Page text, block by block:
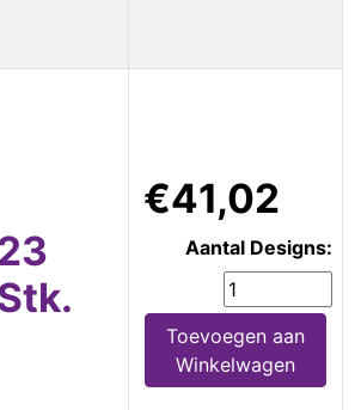
€41,02
Aantal Designs:
Toevoegen aan
Winkelwagen